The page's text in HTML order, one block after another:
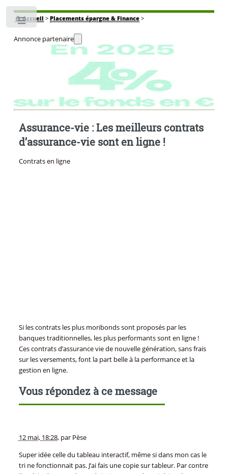
🏠Accueil > Placements épargne & Finance>
Annonce partenaire
Assurance-vie : Les meilleurs contrats
d’assurance-vie sont en ligne !
Contrats en ligne
Si les contrats les plus moribonds sont proposés par les
banques traditionnelles, les plus performants sont en ligne !
Ces contrats d’assurance vie de nouvelle génération, sans frais
sur les versements, font la part belle à la performance et la
gestion en ligne.
Vous répondez à ce message
12 mai, 18:28, par Pèse
Super idée celle du tableau interactif, même si dans mon cas le
tri ne fonctionnait pas. J’ai fais une copie sur tableur. Par contre
Toggle